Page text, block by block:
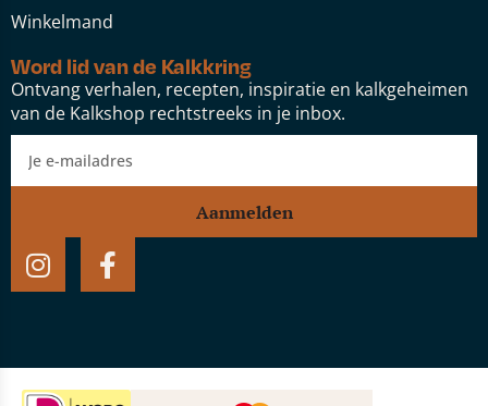
Winkelmand
Word lid van de Kalkkring
Ontvang verhalen, recepten, inspiratie en kalkgeheimen
van de Kalkshop rechtstreeks in je inbox.
Aanmelden